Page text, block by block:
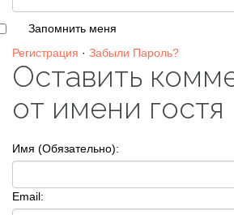
Запомнить меня
Регистрация · Забыли Пароль?
Оставить
от имени гостя
Имя (Обязательно):
Email: